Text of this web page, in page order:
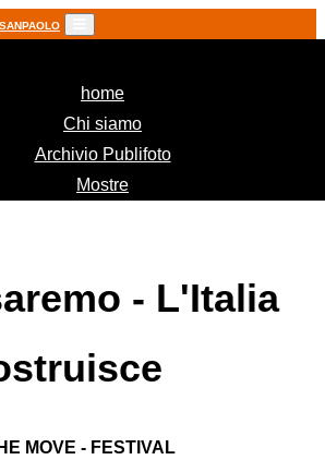
home(current)
Chi siamo
Archivio Publifoto
Mostre
- L'Italia
MOVE - FESTIVAL